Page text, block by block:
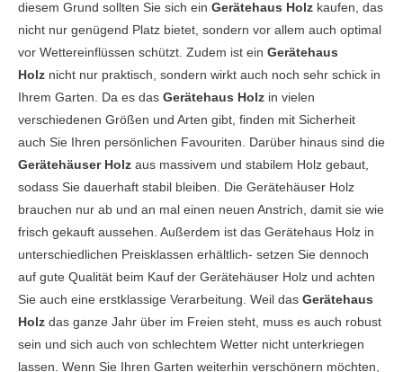
diesem Grund sollten Sie sich ein Gerätehaus Holz kaufen, das
nicht nur genügend Platz bietet, sondern vor allem auch optimal
vor Wettereinflüssen schützt. Zudem ist ein Gerätehaus
Holz nicht nur praktisch, sondern wirkt auch noch sehr schick in
Ihrem Garten. Da es das Gerätehaus Holz in vielen
verschiedenen Größen und Arten gibt, finden mit Sicherheit
auch Sie Ihren persönlichen Favouriten. Darüber hinaus sind die
Gerätehäuser Holz aus massivem und stabilem Holz gebaut,
sodass Sie dauerhaft stabil bleiben. Die Gerätehäuser Holz
brauchen nur ab und an mal einen neuen Anstrich, damit sie wie
frisch gekauft aussehen. Außerdem ist das Gerätehaus Holz in
unterschiedlichen Preisklassen erhältlich- setzen Sie dennoch
auf gute Qualität beim Kauf der Gerätehäuser Holz und achten
Sie auch eine erstklassige Verarbeitung. Weil das Gerätehaus
Holz das ganze Jahr über im Freien steht, muss es auch robust
sein und sich auch von schlechtem Wetter nicht unterkriegen
lassen. Wenn Sie Ihren Garten weiterhin verschönern möchten,